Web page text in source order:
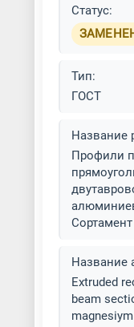
Статус:
Тип:
ГОСТ
Название
Профили
Сортамент
Название
Extruded
beam